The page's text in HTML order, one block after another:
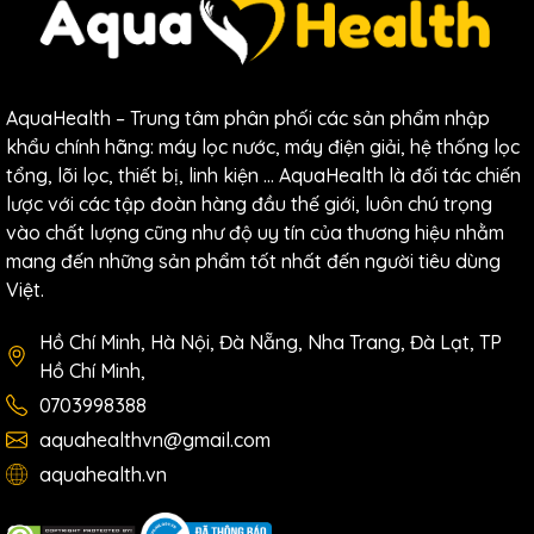
Nhiệt độ nước nóng
≥85°C
Kích thước sản
Trọng lượng
20kg
Bảo hành
12 tháng
Cấu Tạo Hệ Thống Lõi Lọc
Tiên Tiến Của Máy Lọc Nước
Làm Đá Toshiba TWP-
IW2469SVN(W) – 11 Bước Cho
Nước Sạch Khuẩn
Trái tim của bất kỳ thiết bị lọc nước nào chính là hệ
máy lọc nước làm đá Toshiba TWP-IW2469SVN(W)
AquaHealth – Trung tâm phân phối các sản phẩm nhập
khẩu chính hãng: máy lọc nước, máy điện giải, hệ thống lọc
tổng, lõi lọc, thiết bị, linh kiện … AquaHealth là đối tác chiến
lược với các tập đoàn hàng đầu thế giới, luôn chú trọng
vào chất lượng cũng như độ uy tín của thương hiệu nhằm
mang đến những sản phẩm tốt nhất đến người tiêu dùng
Việt.
Hồ Chí Minh, Hà Nội, Đà Nẵng, Nha Trang, Đà Lạt, TP
Hồ Chí Minh,
0703998388
aquahealthvn@gmail.com
aquahealth.vn